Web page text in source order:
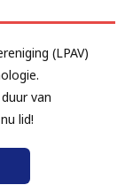
(LPAV)
van
lid!